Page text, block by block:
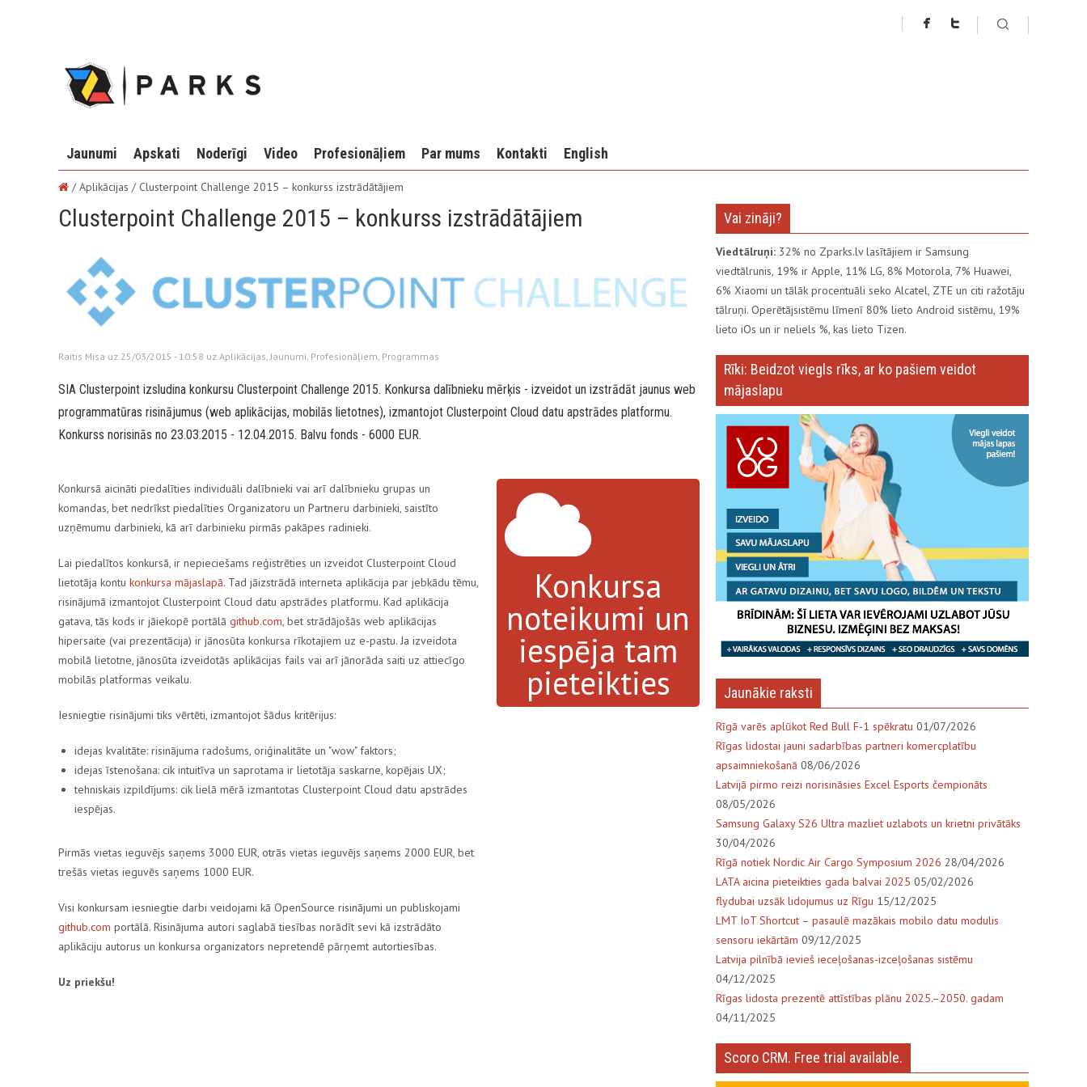
Jaunumi Apskati Noderīgi Video Profesionāļiem Par mums Kontakti English
/ Aplikācijas / Clusterpoint Challenge 2015 – konkurss izstrādātājiem
Clusterpoint Challenge 2015 – konkurss izstrādātājiem
Raitis Misa uz 25/03/2015 - 10:58 uz Aplikācijas Jaunumi Profesionāļiem Programmas
SIA Clusterpoint izsludina konkursu Clusterpoint Challenge 2015. Konkursa dalībnieku mērķis - izveidot un izstrādāt jaunus web
programmatūras risinājumus (web aplikācijas, mobilās lietotnes), izmantojot Clusterpoint Cloud datu apstrādes platformu.
Konkurss norisinās no 23.03.2015 - 12.04.2015. Balvu fonds - 6000 EUR.
Konkursā aicināti piedalīties individuāli dalībnieki vai arī dalībnieku grupas un
komandas, bet nedrīkst piedalīties Organizatoru un Partneru darbinieki, saistīto
uzņēmumu darbinieki, kā arī darbinieku pirmās pakāpes radinieki.
Lai piedalītos konkursā, ir nepieciešams reģistrēties un izveidot Clusterpoint Cloud
lietotāja kontu konkursa mājaslapā. Tad jāizstrādā interneta aplikācija par jebkādu tēmu,
risinājumā izmantojot Clusterpoint Cloud datu apstrādes platformu. Kad aplikācija
gatava, tās kods ir jāiekopē portālā github.com, bet strādājošās web aplikācijas
hipersaite (vai prezentācija) ir jānosūta konkursa rīkotajiem uz e-pastu. Ja izveidota
mobilā lietotne, jānosūta izveidotās aplikācijas fails vai arī jānorāda saiti uz attiecīgo
mobilās platformas veikalu.
Iesniegtie risinājumi tiks vērtēti, izmantojot šādus kritērijus:
idejas kvalitāte: risinājuma radošums, oriģinalitāte un "wow" faktors;
idejas īstenošana: cik intuitīva un saprotama ir lietotāja saskarne, kopējais UX;
tehniskais izpildījums: cik lielā mērā izmantotas Clusterpoint Cloud datu apstrādes
iespējas.
Pirmās vietas ieguvējs saņems 3000 EUR, otrās vietas ieguvējs saņems 2000 EUR, bet
trešās vietas ieguvēs saņems 1000 EUR.
Visi konkursam iesniegtie darbi veidojami kā OpenSource risinājumi un publiskojami
github.com portālā. Risinājuma autori saglabā tiesības norādīt sevi kā izstrādāto
aplikāciju autorus un konkursa organizators nepretendē pārņemt autortiesības.
Uz priekšu!
Konkursa
noteikumi un
iespēja tam
pieteikties
Vai zināji?
Viedtālruņi: 32% no Zparks.lv lasītājiem ir Samsung
viedtālrunis, 19% ir Apple, 11% LG, 8% Motorola, 7% Huawei,
6% Xiaomi un tālāk procentuāli seko Alcatel, ZTE un citi ražotāju
tālruņi. Operētājsistēmu līmenī 80% lieto Android sistēmu, 19%
lieto iOs un ir neliels %, kas lieto Tizen.
Rīki: Beidzot viegls rīks, ar ko pašiem veidot
mājaslapu
Jaunākie raksti
Rīgā varēs aplūkot Red Bull F-1 spēkratu 01/07/2026
Rīgas lidostai jauni sadarbības partneri komercplatību
apsaimniekošanā 08/06/2026
Latvijā pirmo reizi norisināsies Excel Esports čempionāts
08/05/2026
Samsung Galaxy S26 Ultra mazliet uzlabots un krietni privātāks
30/04/2026
Rīgā notiek Nordic Air Cargo Symposium 2026 28/04/2026
LATA aicina pieteikties gada balvai 2025 05/02/2026
flydubai uzsāk lidojumus uz Rīgu 15/12/2025
LMT IoT Shortcut – pasaulē mazākais mobilo datu modulis
sensoru iekārtām 09/12/2025
Latvija pilnībā ievieš ieceļošanas-izceļošanas sistēmu
04/12/2025
Rīgas lidosta prezentē attīstības plānu 2025.–2050. gadam
04/11/2025
Scoro CRM. Free trial available.